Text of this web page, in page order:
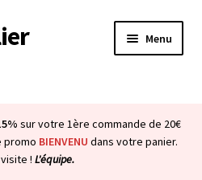
Menu
Ouvrir
sur votre 1ère commande de 20€
promo BIENVENU dans votre panier.
! L'équipe.